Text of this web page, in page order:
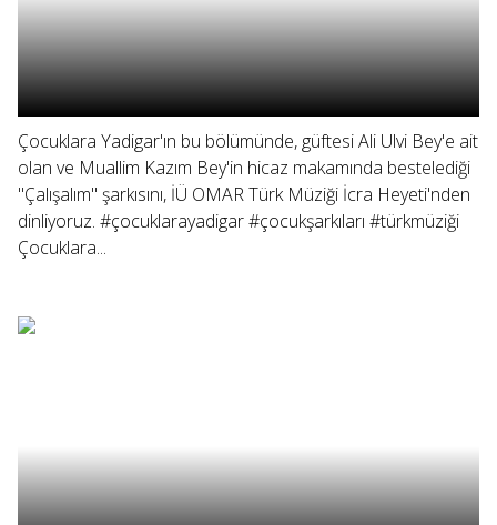
Çocuklara Yadigar'ın bu bölümünde, güftesi Ali Ulvi Bey'e ait
olan ve Muallim Kazım Bey'in hicaz makamında bestelediği
"Çalışalım" şarkısını, İÜ OMAR Türk Müziği İcra Heyeti'nden
dinliyoruz. #çocuklarayadigar #çocukşarkıları #türkmüziği
Çocuklara...